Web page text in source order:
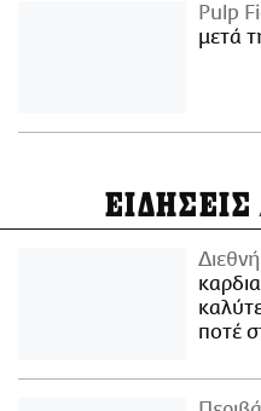
Pulp
μετά
ΕΙΔΗΣΕΙΣ
Διεθνή
ποτέ